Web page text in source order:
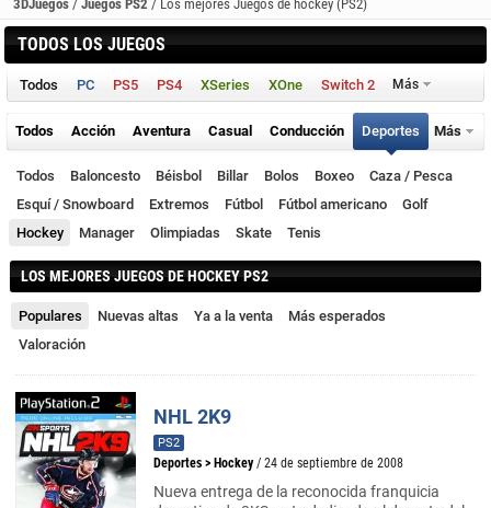
3DJuegos / Juegos PS2 / Los mejores Juegos de hockey (PS2)
TODOS LOS JUEGOS
Todos PC PS5 PS4 XSeries XOne Switch 2 Más
Todos Acción Aventura Casual Conducción Deportes Más
Todos Baloncesto Béisbol Billar Bolos Boxeo
Caza / Pesca
Esquí / Snowboard
Extremos Fútbol Fútbol americano
Golf
Hockey
Manager Olimpiadas Skate Tenis
LOS MEJORES JUEGOS DE HOCKEY PS2
Populares Nuevas altas Ya a la venta
Más esperados
Valoración
NHL 2K9
PS2
Deportes > Hockey / 24 de septiembre de 2008
Nueva entrega de la reconocida franquicia